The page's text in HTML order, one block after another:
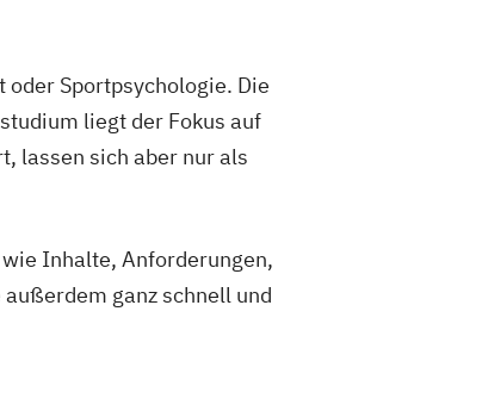
Sportpsychologie. Die
liegt der Fokus auf
lassen sich aber nur als
Inhalte, Anforderungen,
ganz schnell und